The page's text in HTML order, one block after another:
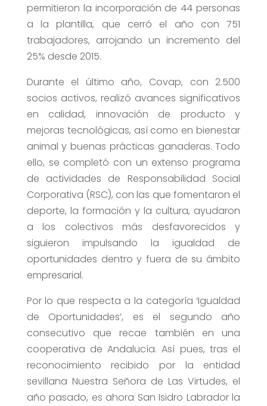
permitieron la incorporación de 44 personas
a la plantilla, que cerró el año con 751
trabajadores, arrojando un incremento del
25% desde 2015.
Durante el último año, Covap, con 2.500
socios activos, realizó avances significativos
en calidad, innovación de producto y
mejoras tecnológicas, así como en bienestar
animal y buenas prácticas ganaderas. Todo
ello, se completó con un extenso programa
de actividades de Responsabilidad Social
Corporativa (RSC), con las que fomentaron el
deporte, la formación y la cultura, ayudaron
a los colectivos más desfavorecidos y
siguieron impulsando la igualdad de
oportunidades dentro y fuera de su ámbito
empresarial.
Por lo que respecta a la categoría ‘Igualdad
de Oportunidades’, es el segundo año
consecutivo que recae también en una
cooperativa de Andalucía. Así pues, tras el
reconocimiento recibido por la entidad
sevillana Nuestra Señora de Las Virtudes, el
año pasado, es ahora San Isidro Labrador la